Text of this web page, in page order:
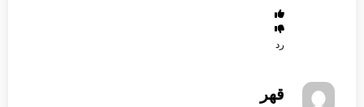
رد
قهر